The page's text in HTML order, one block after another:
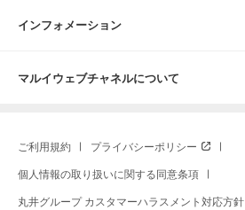
インフォメーション
マルイウェブチャネルについて
ご利用規約 プライバシーポリシー
個人情報の取り扱いに関する同意条項
丸井グループ カスタマーハラスメント対応方針